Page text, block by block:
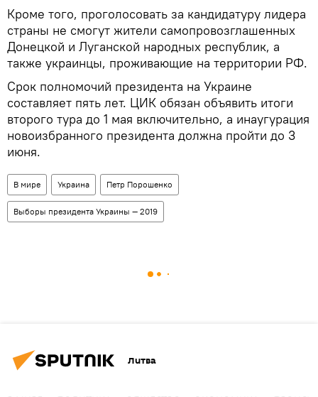
Кроме того, проголосовать за кандидатуру лидера
страны не смогут жители самопровозглашенных
Донецкой и Луганской народных республик, а
также украинцы, проживающие на территории РФ.
Срок полномочий президента на Украине
составляет пять лет. ЦИК обязан объявить итоги
второго тура до 1 мая включительно, а инаугурация
новоизбранного президента должна пройти до 3
июня.
В мире Украина Петр Порошенко
Выборы президента Украины — 2019
Литва